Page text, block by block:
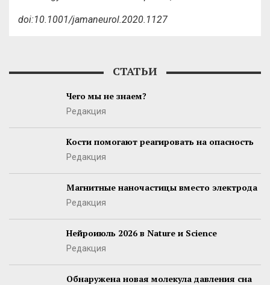
doi:10.1001/jamaneurol.2020.1127
СТАТЬИ
Чего мы не знаем?
Редакция
Кости помогают реагировать на опасность
Редакция
Магнитные наночастицы вместо электрода
Редакция
Нейроиюль 2026 в Nature и Science
Редакция
Обнаружена новая молекула давления сна